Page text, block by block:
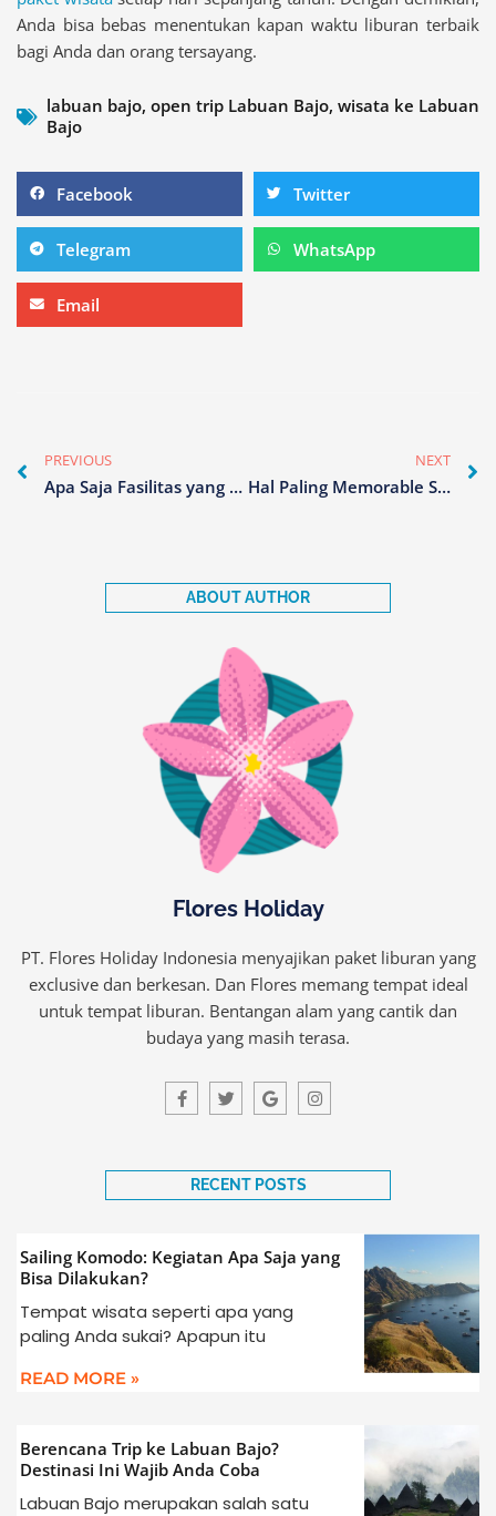
Anda bisa bebas menentukan kapan waktu liburan terbaik
bagi Anda dan orang tersayang.
labuan bajo, open trip Labuan Bajo, wisata ke Labuan
Bajo
Share Facebook Share Twitter
Share Telegram WhatsApp
Email
PREVIOUS
Apa Saja Fasilitas yang Ada di Kapal Phinisi Labuan Bajo?
NEXT
Hal Paling Memorable Saat Open Trip ke Labuan Bajo
ABOUT AUTHOR
Flores Holiday
PT. Flores Holiday Indonesia menyajikan paket liburan yang
exclusive dan berkesan. Dan Flores memang tempat ideal
untuk tempat liburan. Bentangan alam yang cantik dan
budaya yang masih terasa.
F
a
c
k
T
w
i
r
G
o
o
I
n
s
a
RECENT POSTS
Sailing Komodo: Kegiatan Apa Saja yang
Bisa Dilakukan?
Tempat wisata seperti apa yang
paling Anda sukai? Apapun itu
READ MORE »
Berencana Trip ke Labuan Bajo?
Destinasi Ini Wajib Anda Coba
Labuan Bajo merupakan salah satu